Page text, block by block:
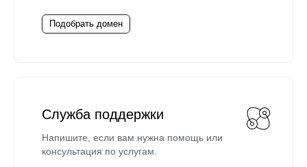
Подобрать домен
Служба поддержки
Напишите, если вам нужна помощь или
консультация по услугам.